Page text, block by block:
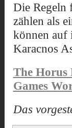
Die Regeln
zählen als
können auf
Karacnos
The Horus
Games
Das